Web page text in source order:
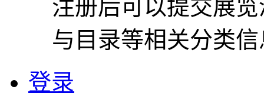
注册后可以提交展
与目录等相关分类
登录